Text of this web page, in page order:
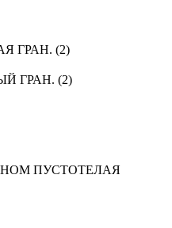
ГРАН. (2)
ГРАН. (2)
ПУСТОТЕЛАЯ